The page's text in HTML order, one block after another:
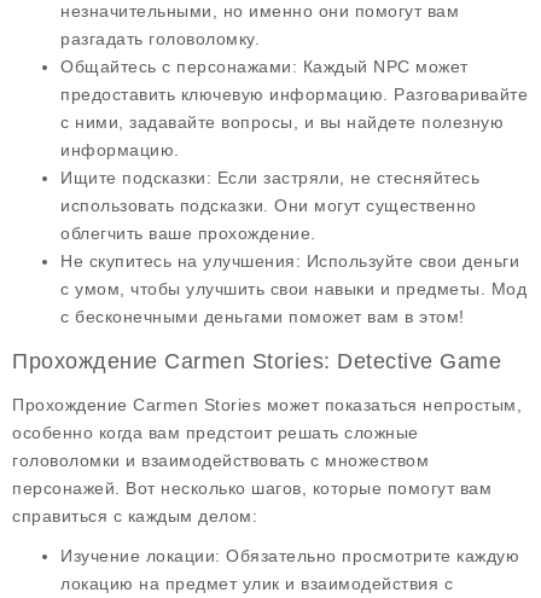
незначительными, но именно они помогут вам
разгадать головоломку.
Общайтесь с персонажами: Каждый NPC может
предоставить ключевую информацию. Разговаривайте
с ними, задавайте вопросы, и вы найдете полезную
информацию.
Ищите подсказки: Если застряли, не стесняйтесь
использовать подсказки. Они могут существенно
облегчить ваше прохождение.
Не скупитесь на улучшения: Используйте свои деньги
с умом, чтобы улучшить свои навыки и предметы. Мод
с бесконечными деньгами поможет вам в этом!
Прохождение Carmen Stories: Detective Game
Прохождение Carmen Stories может показаться непростым,
особенно когда вам предстоит решать сложные
головоломки и взаимодействовать с множеством
персонажей. Вот несколько шагов, которые помогут вам
справиться с каждым делом:
Изучение локации: Обязательно просмотрите каждую
локацию на предмет улик и взаимодействия с